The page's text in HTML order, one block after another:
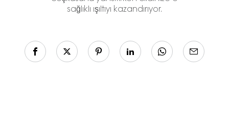
sağlıklı ışıltıyı kazandırıyor.